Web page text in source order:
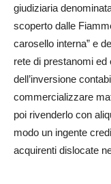
giudiziaria
scoperto dalle
carosello interna” e
rete di prestanomi
dell’inversione
commercializzare
poi rivenderlo con
modo un ingente
acquirenti dislocate